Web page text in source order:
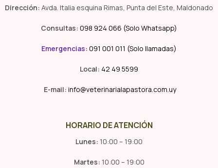
Dirección: Avda. Italia esquina Rimas, Punta del Este, Maldonado
Consultas: 098 924 066 (Solo Whatsapp)
Emergencias: 091 001 011 (Solo llamadas)
Local: 42 49 5599
E-mail: info@veterinarialapastora.com.uy
HORARIO DE ATENCIÓN
Lunes: 10:00 – 19:00
Martes: 10:00 – 19:00